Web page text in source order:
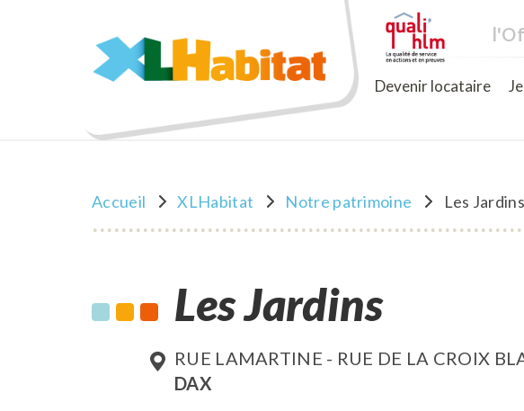
XLHabitat Devenir locataire
Accueil XLHabitat Notre patrimoine Les Jardins
Les Jardins
RUE LAMARTINE - RUE DE LA CROIX
DAX